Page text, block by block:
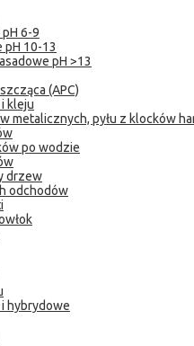
6-9
pH 10-13
pH >13
(APC)
kleju
metalicznych, pyłu z klocków
po wodzie
drzew
odchodów
hybrydowe